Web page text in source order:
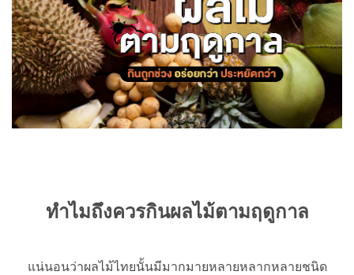
ทำไมถึงควรกินผลไม้ตามฤดูกาล
แน่นอนว่าผลไม้ไทยนั้นมีมากมายหลายหลากหลายชนิด